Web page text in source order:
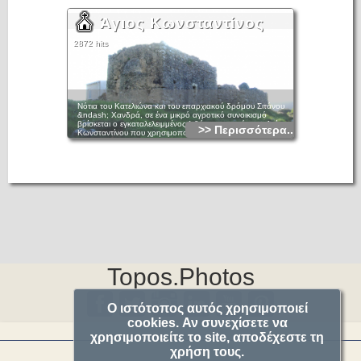
Άγιος Κωνσταντίνος
2872 hits
Νότια του Κατελιώνα και του επαρχιακού δρόμου Σιτάνου
&ndash; Χανδρά, σε ένα μικρό αγροτικό συνοικισμό
βρίσκεται ο εγκαταλελειμμένος λιθόκτιστος ναός του Αγίου
Κωνσταντίνου που χρησιμοποιείται περιστασιακά ως
αποθήκη ή στάβλος. Πρόκειται για μονόχωρο, καμαροσκεπή
λίθους, του οποίου το άνοιγμα έχει κτιστεί, όπως και αυτό του
>> Περισσότερα...
Topos.Photos
Ο ιστότοπος αυτός χρησιμοποιεί
cookies. Αν συνεχίσετε να
χρησιμοποιείτε το site, αποδέχεστε τη
χρήση τους.